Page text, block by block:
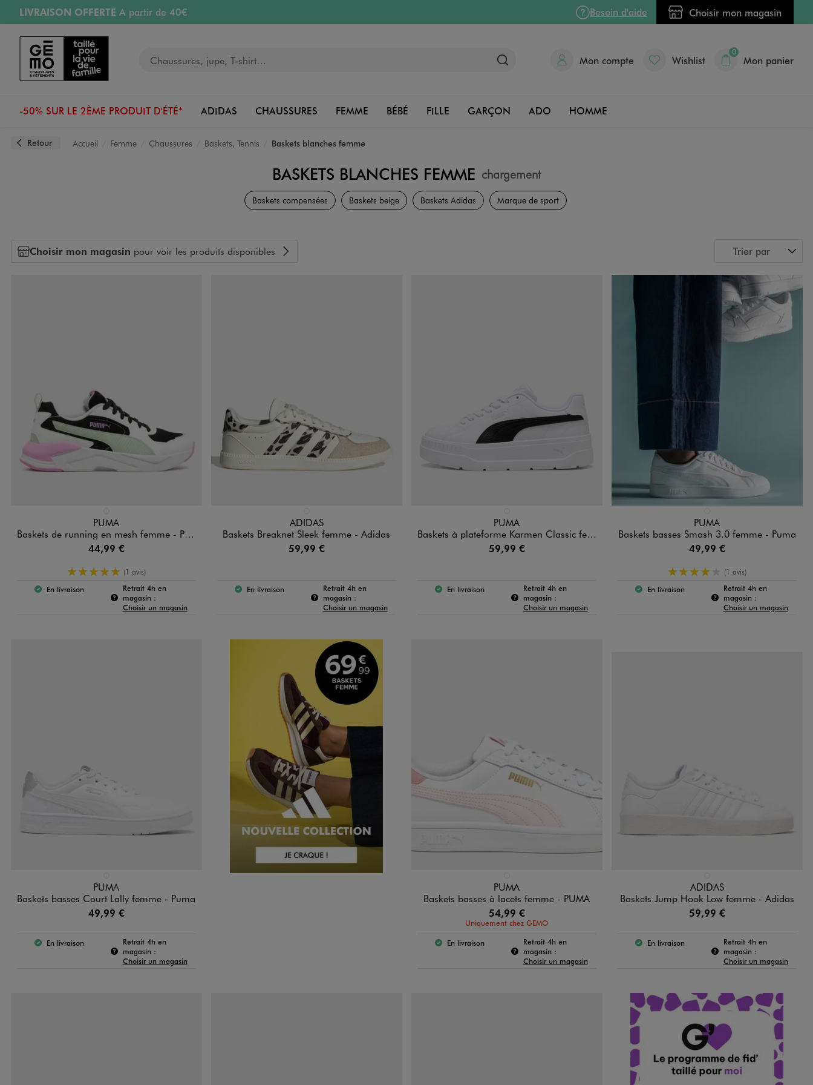
Aller au contenu principal
Aller à la navigation
LIVRAISON OFFERTE A partir de 40€
RETRAIT ET LIVRAISON OFFERTE
PAYEZ EN 3x SANS FRAIS
dès 50€
Retours OFFERTSpendant 30 jours
Besoin d'aide Choisir mon magasin
Mon compte Wishlist
0
Mon panier
-50% SUR LE 2ÈME PRODUIT D'ÉTÉ* ADIDAS CHAUSSURES FEMME BÉBÉ FILLE GARÇON ADO HOMME
Retour Accueil Femme Chaussures Baskets, Tennis Baskets blanches femme
BASKETS BLANCHES FEMME chargement
Chaussures
Baskets compensées Baskets beige Baskets Adidas Marque de sport
Choisir mon magasin pour voir les produits disponibles Trier par
PUMA
Baskets de running en mesh femme - Puma
44,99 €
5/5 de moyenne
(1 avis)
Le produit est disponible :
En livraison
Retrait 4h en
magasin :Pour connaître la disponibilité de ce produit :
Choisir un magasin
ADIDAS
Baskets Breaknet Sleek femme - Adidas
59,99 €
Le produit est disponible :
En livraison
Retrait 4h en
magasin :Pour connaître la disponibilité de ce produit :
Choisir un magasin
PUMA
Baskets à plateforme Karmen Classic femme - Puma
59,99 €
Le produit est disponible :
En livraison
Retrait 4h en
magasin :Pour connaître la disponibilité de ce produit :
Choisir un magasin
PUMA
Baskets basses Smash 3.0 femme - Puma
49,99 €
4/5 de moyenne
(1 avis)
Le produit est disponible :
En livraison
Retrait 4h en
magasin :Pour connaître
Choisir un magasin
PUMA
Baskets basses Court Lally femme - Puma
49,99 €
Le produit est disponible :
En livraison
Retrait 4h en
magasin :Pour connaître la disponibilité de ce produit :
Choisir un magasin
PUMA
Baskets basses à lacets femme - PUMA
54,99 €
Uniquement chez GEMO
Le produit est disponible :
En livraison
Retrait 4h en
magasin :Pour connaître la disponibilité de ce produit :
Choisir un magasin
ADIDAS
Baskets Jump Hook Low femme - Adidas
59,99 €
Le produit est disponible :
En livraison
Retrait 4h en
magasin :Pour connaître
Choisir un magasin